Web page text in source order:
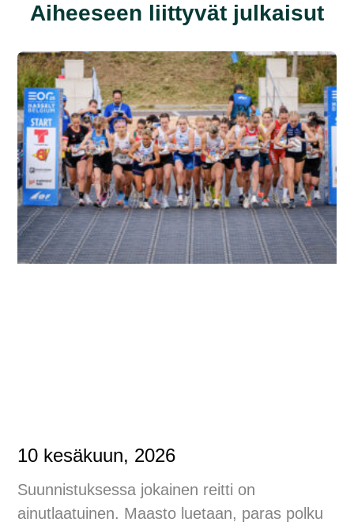
Aiheeseen liittyvät julkaisut
10 kesäkuun, 2026
Suunnistuksessa jokainen reitti on
ainutlaatuinen. Maasto luetaan, paras polku